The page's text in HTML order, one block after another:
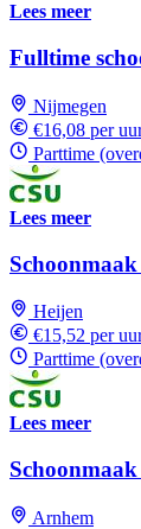
Lees meer
Fulltime
Nijmegen
€16,08 per
Parttime
Lees meer
Heijen
€15,52 per
Parttime
Lees meer
Arnhem